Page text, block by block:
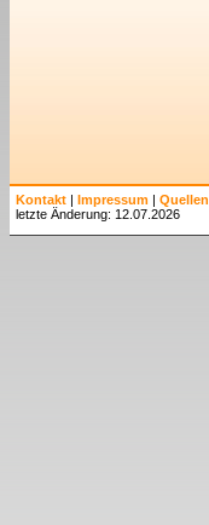
Kontakt | Impressum | Quellen
letzte Änderung: 12.07.2026